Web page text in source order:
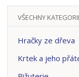
VŠECHNY
Hračky ze dřeva
Krtek a jeho